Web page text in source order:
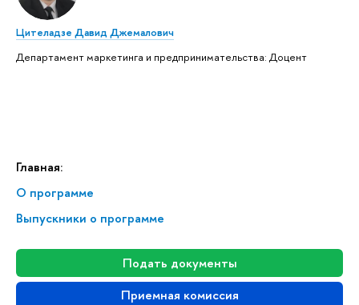
Главная:
О программе
Выпускники о программе
Подать документы
Приемная комиссия
Цителадзе Давид Джемалович
Департамент маркетинга и предпринимательства: Доцент